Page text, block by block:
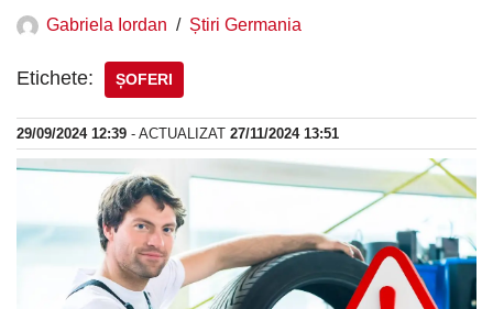
Gabriela Iordan Știri Germania
Etichete: ȘOFERI
29/09/2024 12:39 - ACTUALIZAT 27/11/2024 13:51